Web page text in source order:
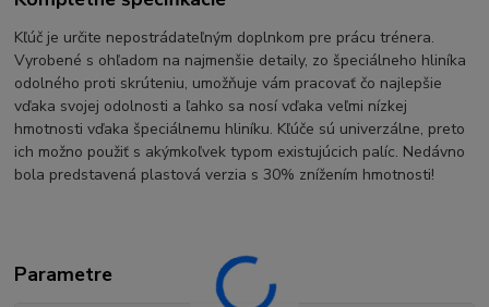
Kľúč je určite nepostrádateľným doplnkom pre prácu trénera.
Vyrobené s ohľadom na najmenšie detaily, zo špeciálneho hliníka
odolného proti skrúteniu, umožňuje vám pracovať čo najlepšie
vďaka svojej odolnosti a ľahko sa nosí vďaka veľmi nízkej
hmotnosti vďaka špeciálnemu hliníku. Kľúče sú univerzálne, preto
ich možno použiť s akýmkoľvek typom existujúcich palíc. Nedávno
bola predstavená plastová verzia s 30% znížením hmotnosti!
Parametre